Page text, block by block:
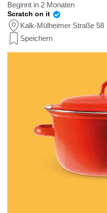
Beginnt in 2 Monaten
Scratch on it
Kalk-Mülheimer Straße 58
Speichern